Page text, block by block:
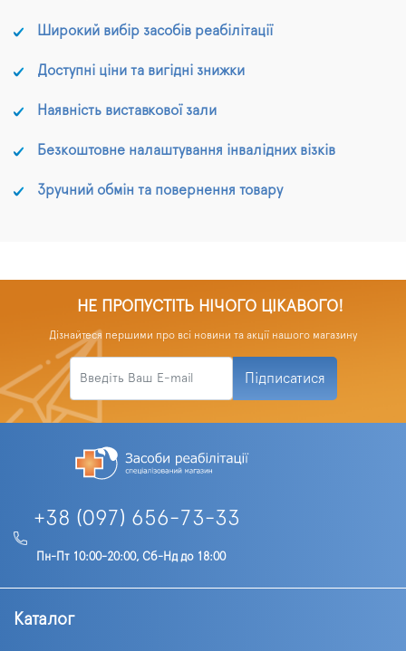
Широкий вибір засобів реабілітації
Доступні ціни та вигідні знижки
Наявність виставкової зали
Безкоштовне налаштування інвалідних візків
Зручний обмін та повернення товару
НЕ ПРОПУСТІТЬ НІЧОГО ЦІКАВОГО!
Дізнайтеся першими про всі новини та акції нашого магазину
Підписатися
+38 (097) 656-73-33
Пн-Пт 10:00-20:00, Сб-Нд до 18:00
Каталог